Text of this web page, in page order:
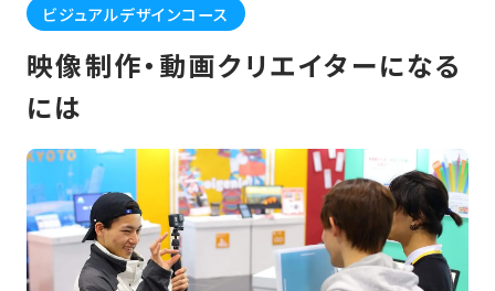
ビジュアルデザインコース
映像制作・動画クリエイターになる
には